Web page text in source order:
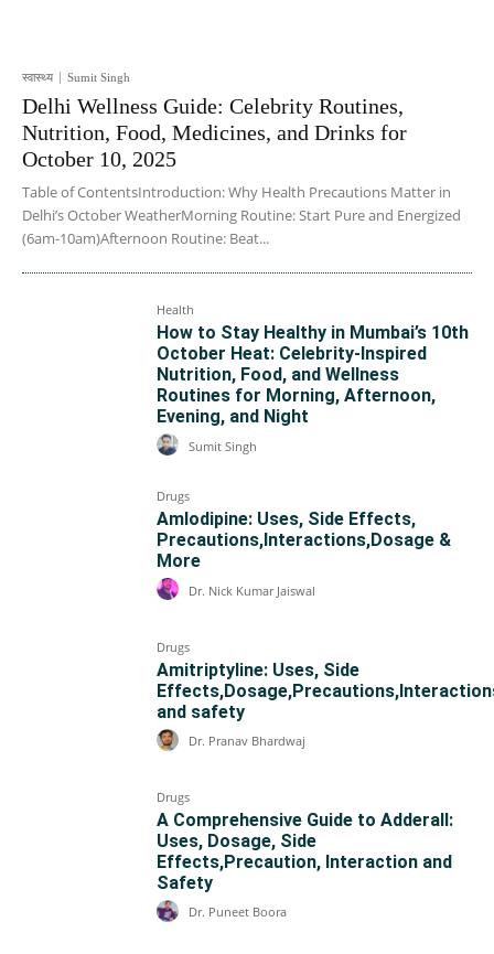
स्वास्थ्य Sumit Singh
Delhi Wellness Guide: Celebrity Routines,
Nutrition, Food, Medicines, and Drinks for
October 10, 2025
Table of ContentsIntroduction: Why Health Precautions Matter in
Delhi’s October WeatherMorning Routine: Start Pure and Energized
(6am-10am)Afternoon Routine: Beat...
Health
How to Stay Healthy in Mumbai’s 10th
October Heat: Celebrity-Inspired
Nutrition, Food, and Wellness
Routines for Morning, Afternoon,
Evening, and Night
Sumit Singh
Drugs
Amlodipine: Uses, Side Effects,
Precautions,Interactions,Dosage &
More
Dr. Nick Kumar Jaiswal
Drugs
Amitriptyline: Uses, Side
and safety
Dr. Pranav Bhardwaj
Drugs
A Comprehensive Guide to Adderall:
Uses, Dosage, Side
Effects,Precaution, Interaction and
Safety
Dr. Puneet Boora